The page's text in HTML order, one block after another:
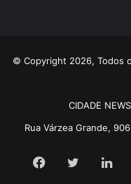
© Copyright 2026, Todos
CIDADE
Rua Várzea Grande,
Facebook
Twitter